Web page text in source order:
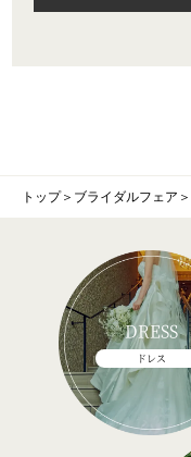
トップ＞ ブライダルフェア ＞
DRESS
ドレス